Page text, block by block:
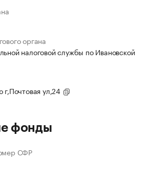
органа
налоговой службы по Ивановской
ул,24
фонды
СФР